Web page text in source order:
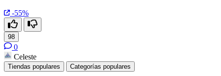
-55%
98
0
Celeste
Tiendas populares Categorías populares